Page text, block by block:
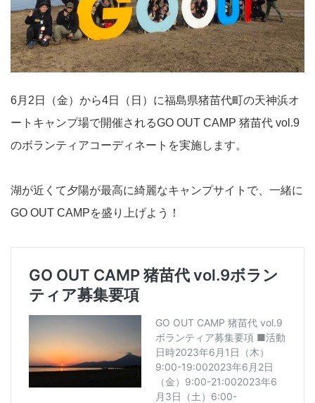
6月2日（金）から4日（日）に福島県猪苗代町の天神浜オ
ートキャンプ場で開催されるGO OUT CAMP 猪苗代 vol.9
のボランティアコーディネートを実施します。
湖が近くて夕陽が最高に綺麗なキャンプサイトで、一緒に
GO OUT CAMPを盛り上げよう！